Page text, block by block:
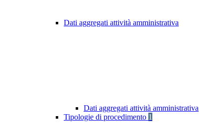
Dati aggregati attività amministrativa
Dati aggregati attività amministrativa
Tipologie di procedimento 1